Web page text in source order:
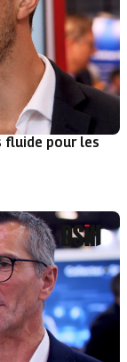
fluide pour les